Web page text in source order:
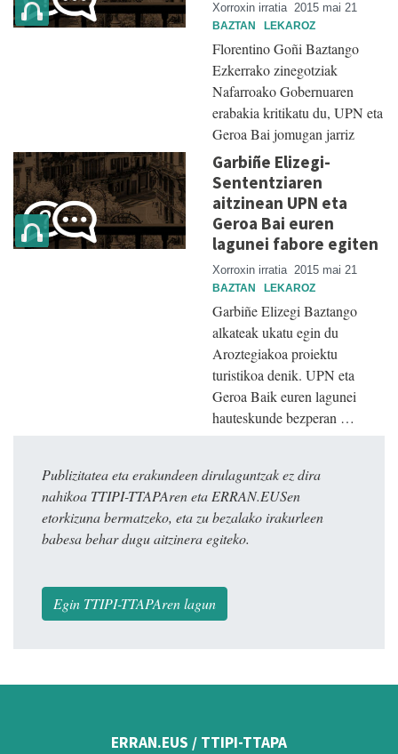
Xorroxin irratia 2015 mai 21
BAZTAN LEKAROZ
Florentino Goñi Baztango
Ezkerrako zinegotziak
Nafarroako Gobernuaren
erabakia kritikatu du, UPN eta
Geroa Bai jomugan jarriz
Garbiñe Elizegi-
Sententziaren
aitzinean UPN eta
Geroa Bai euren
lagunei fabore egiten
Xorroxin irratia 2015 mai 21
BAZTAN LEKAROZ
Garbiñe Elizegi Baztango
alkateak ukatu egin du
Aroztegiakoa proiektu
turistikoa denik. UPN eta
Geroa Baik euren lagunei
hauteskunde bezperan …
Publizitatea eta erakundeen dirulaguntzak ez dira
nahikoa TTIPI-TTAPAren eta ERRAN.EUSen
etorkizuna bermatzeko, eta zu bezalako irakurleen
babesa behar dugu aitzinera egiteko.
Egin TTIPI-TTAPAren lagun
ERRAN.EUS / TTIPI-TTAPA